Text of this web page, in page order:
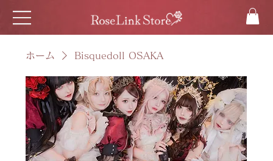
ホーム Bisquedoll OSAKA